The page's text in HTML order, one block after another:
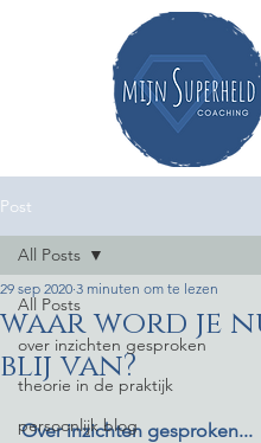
Post
All Posts
over inzichten gesproken
theorie in de praktijk
persoonlijk blog
All Posts
waar word je
blij van?
29 sep 2020 3 minuten om te lezen
Over inzichten gesproken...